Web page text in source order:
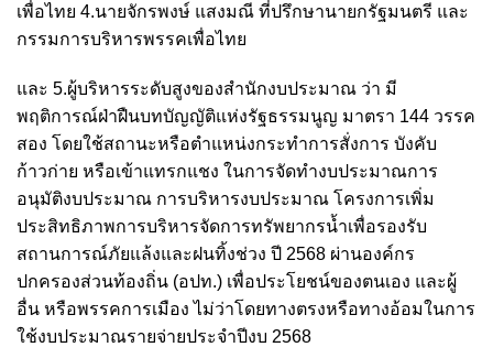
เพื่อไทย 4.นายจักรพงษ์ แสงมณี ที่ปรึกษานายกรัฐมนตรี และ
กรรมการบริหารพรรคเพื่อไทย
และ 5.ผู้บริหารระดับสูงของสำนักงบประมาณ ว่า มี
พฤติการณ์ฝ่าฝืนบทบัญญัติแห่งรัฐธรรมนูญ มาตรา 144 วรรค
สอง โดยใช้สถานะหรือตำแหน่งกระทำการสั่งการ บังคับ
ก้าวก่าย หรือเข้าแทรกแชง ในการจัดทำงบประมาณการ
อนุมัติงบประมาณ การบริหารงบประมาณ โครงการเพิ่ม
ประสิทธิภาพการบริหารจัดการทรัพยากรน้ำเพื่อรองรับ
สถานการณ์ภัยแล้งและฝนทิ้งช่วง ปี 2568 ผ่านองค์กร
ปกครองส่วนท้องถิ่น (อปท.) เพื่อประโยชน์ของตนเอง และผู้
อื่น หรือพรรคการเมือง ไม่ว่าโดยทางตรงหรือทางอ้อมในการ
ใช้งบประมาณรายจ่ายประจำปีงบ 2568